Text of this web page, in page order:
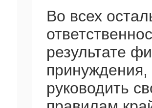
Во всех
результате
принуждения,
руководить